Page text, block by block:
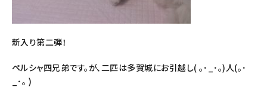
新入り第二弾！
ペルシャ四兄弟です。が、二匹は多賀城にお引越し( ｡･_･｡)人(｡･
_･｡ )